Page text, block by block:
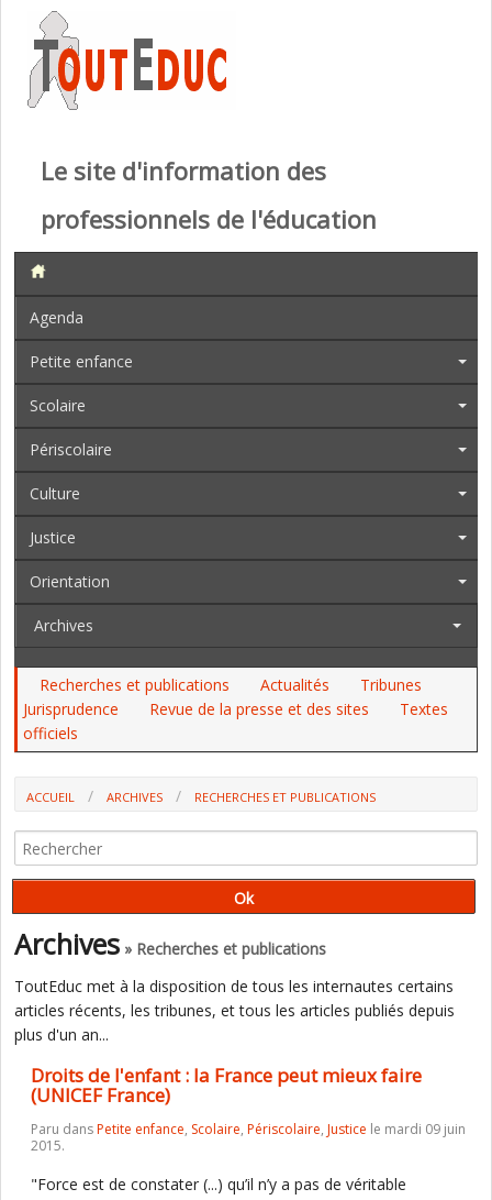
Le site d'information des
professionnels de l'éducation
Agenda
Petite enfance
Scolaire
Périscolaire
Culture
Justice
Orientation
Archives
Recherches et publications Actualités
Tribunes
Jurisprudence
Revue de la presse et des sites
Textes
officiels
ACCUEIL ARCHIVES
RECHERCHES ET PUBLICATIONS
Archives » Recherches et publications
ToutEduc met à la disposition de tous les internautes certains
articles récents, les tribunes, et tous les articles publiés depuis
plus d'un an...
Droits de l'enfant : la France peut mieux faire
(UNICEF France)
Paru dansPetite enfance, Scolaire, Périscolaire, Justice le mardi 09 juin
2015.
"Force est de constater (...) qu’il n’y a pas de véritable